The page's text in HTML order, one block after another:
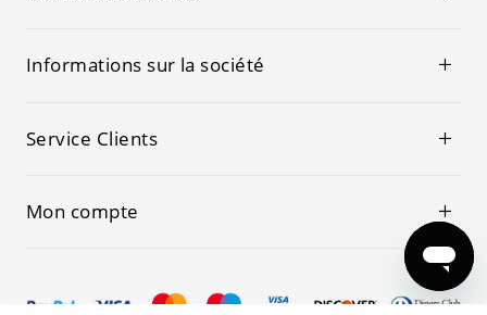
Informations sur la société
Service Clients
Mon compte